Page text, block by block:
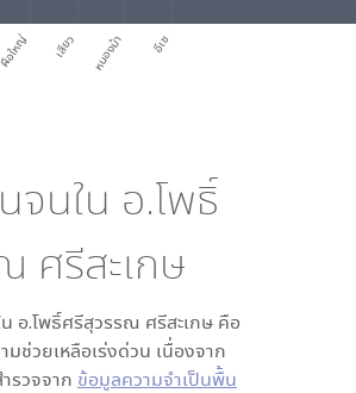
ผือใหญ่ เสียว หนองม้า อีเซ
จนใน อ.โพธิ์
ศรีสะเกษ
อ.โพธิ์ศรีสุวรรณ ศรีสะเกษ คือ
ช่วยเหลือเร่งด่วน เนื่องจาก
รวจจาก ข้อมูลความจำเป็นพื้น